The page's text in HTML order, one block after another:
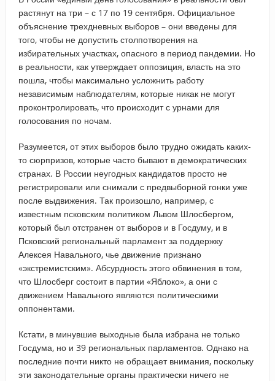
растянут на три – с 17 по 19 сентября. Официальное
объяснение трехдневных выборов – они введены для
того, чтобы не допустить столпотворения на
избирательных участках, опасного в период пандемии. Но
в реальности, как утверждает оппозиция, власть на это
пошла, чтобы максимально усложнить работу
независимым наблюдателям, которые никак не могут
проконтролировать, что происходит с урнами для
голосования по ночам.
Разумеется, от этих выборов было трудно ожидать каких-
то сюрпризов, которые часто бывают в демократических
странах. В России неугодных кандидатов просто не
регистрировали или снимали с предвыборной гонки уже
после выдвижения. Так произошло, например, с
известным псковским политиком Львом Шлосбергом,
который был отстранен от выборов и в Госдуму, и в
Псковский региональный парламент за поддержку
Алексея Навального, чье движение признано
«экстремистским». Абсурдность этого обвинения в том,
что Шлосберг состоит в партии «Яблоко», а они с
движением Навального являются политическими
оппонентами.
Кстати, в минувшие выходные была избрана не только
Госдума, но и 39 региональных парламентов. Однако на
последние почти никто не обращает внимания, поскольку
эти законодательные органы практически ничего не